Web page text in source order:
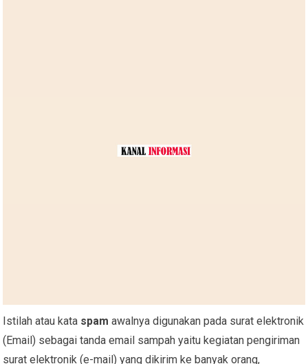
Istilah atau kata spam awalnya digunakan pada surat elektronik
(Email) sebagai tanda email sampah yaitu kegiatan pengiriman
surat elektronik (e-mail) yang dikirim ke banyak orang,